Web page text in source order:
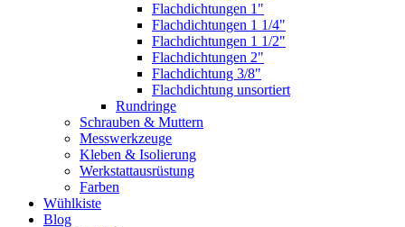
Flachdichtungen 1"
Flachdichtungen 1 1/4"
Flachdichtungen 1 1/2"
Flachdichtungen 2"
Flachdichtung 3/8"
Flachdichtung unsortiert
Rundringe
Schrauben & Muttern
Messwerkzeuge
Kleben & Isolierung
Werkstattausrüstung
Farben
Wühlkiste
Blog